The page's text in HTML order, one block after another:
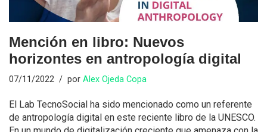
Mención en libro: Nuevos
horizontes en antropología digital
07/11/2022 por Alex Ojeda Copa
El Lab TecnoSocial ha sido mencionado como un referente
de antropología digital en este reciente libro de la UNESCO.